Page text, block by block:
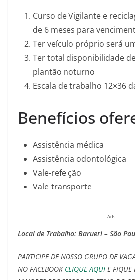
Curso de Vigilante e
de 6 meses para
Ter veículo próprio será
Ter total disponibilidade
plantão noturno
Escala de trabalho 12×36
Benefícios
Assistência médica
Assistência odontológica
Vale-refeição
Vale-transporte
Ads
Local de Trabalho: Barueri – São
PARTICIPE DE NOSSO GRUPO DE
NO FACEBOOK CLIQUE AQUI E FIQUE